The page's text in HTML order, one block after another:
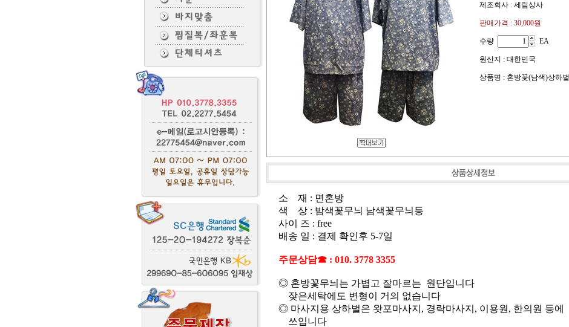
제조회사 : 세림상사
판매가격 : 30,000원
수량 EA
원산지 : 대한민국
상품명 : 혼방꽃(남색)상하벌
소 재 : 면혼방
색 상 : 밤색꽃무늬 남색꽃무늬등
사이 즈 : free
배송 일 : 결제 확인후 5-7일
주문상담☎ : 010. 3778 3355
◎ 혼방꽃무늬는 가볍고 잘마르는 원단입니다
잦은세탁에도 변형이 거의 없습니다
◎ 마사지용 상하벌은 왓포마사지, 경락마사지, 이용원, 한의원 등에
쓰입니다